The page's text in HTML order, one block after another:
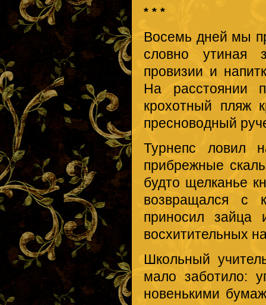
* * *
Восемь дней мы
словно утиная
провизии и
На расстоянии
крохотный пляж
пресноводный
Турнепс ловил
прибрежные
будто щелканье
возвращался с
приносил зайца
восхитительных
Школьный
мало заботило:
новенькими